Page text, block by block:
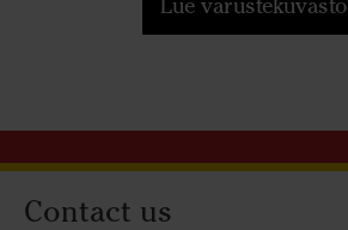
Lue varustekuvasto
Contact us